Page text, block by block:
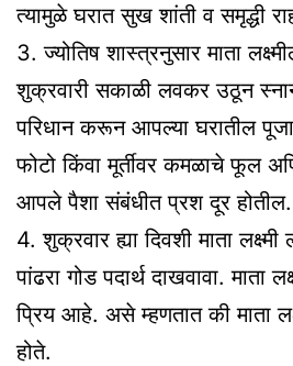
त्यामुळे घरात सुख शांती व समृद्धी
3. ज्योतिष शास्त्रनुसार माता
शुक्रवारी सकाळी लवकर उठून
परिधान करून आपल्या घरातील
फोटो किंवा मूर्तीवर कमळाचे फूल
आपले पैशा संबंधीत प्रश दूर होतील.
4. शुक्रवार ह्या दिवशी माता
पांढरा गोड पदार्थ दाखवावा. माता
प्रिय आहे. असे म्हणतात की माता
होते.